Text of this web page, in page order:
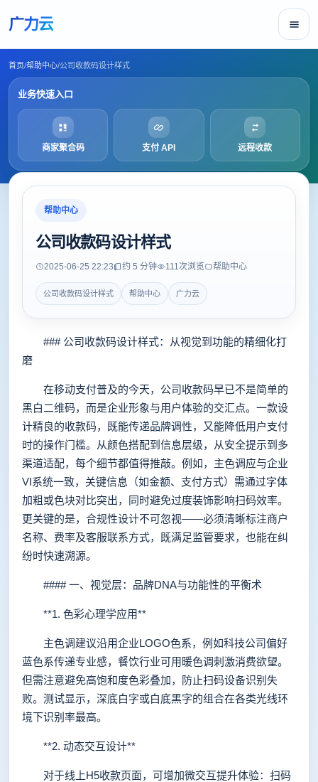
广力云
首页/帮助中心/公司收款码设计样式
业务快速入口
商家聚合码 支付 API 远程收款
帮助中心
公司收款码设计样式
2025-06-25 22:23 约 5 分钟 111次浏览 帮助中心
公司收款码设计样式 帮助中心 广力云
### 公司收款码设计样式：从视觉到功能的精细化打
磨
在移动支付普及的今天，公司收款码早已不是简单的
黑白二维码，而是企业形象与用户体验的交汇点。一款设
计精良的收款码，既能传递品牌调性，又能降低用户支付
时的操作门槛。从颜色搭配到信息层级，从安全提示到多
渠道适配，每个细节都值得推敲。例如，主色调应与企业
VI系统一致，关键信息（如金额、支付方式）需通过字体
加粗或色块对比突出，同时避免过度装饰影响扫码效率。
更关键的是，合规性设计不可忽视——必须清晰标注商户
名称、费率及客服联系方式，既满足监管要求，也能在纠
纷时快速溯源。
#### 一、视觉层：品牌DNA与功能性的平衡术
**1. 色彩心理学应用**
主色调建议沿用企业LOGO色系，例如科技公司偏好
蓝色系传递专业感，餐饮行业可用暖色调刺激消费欲望。
但需注意避免高饱和度色彩叠加，防止扫码设备识别失
败。测试显示，深底白字或白底黑字的组合在各类光线环
境下识别率最高。
**2. 动态交互设计**
对于线上H5收款页面，可增加微交互提升体验：扫码